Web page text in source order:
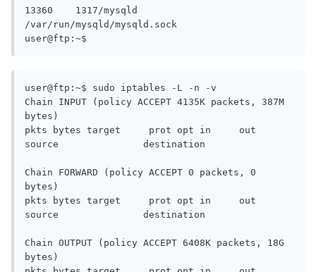
user@ftp:~$ sudo iptables -L -n -v
Chain INPUT (policy ACCEPT 4135K packets, 387M
bytes)
pkts bytes target     prot opt in     out
source               destination
Chain FORWARD (policy ACCEPT 0 packets, 0
bytes)
pkts bytes target     prot opt in     out
source               destination
Chain OUTPUT (policy ACCEPT 6408K packets, 18G
bytes)